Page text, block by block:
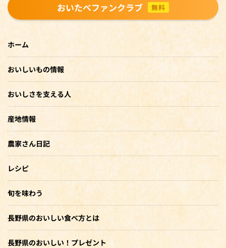
おいたべファンクラブ 無料
ホーム
おいしいもの情報
おいしさを支える人
産地情報
農家さん日記
レシピ
旬を味わう
長野県のおいしい食べ方とは
長野県のおいしい！プレゼント